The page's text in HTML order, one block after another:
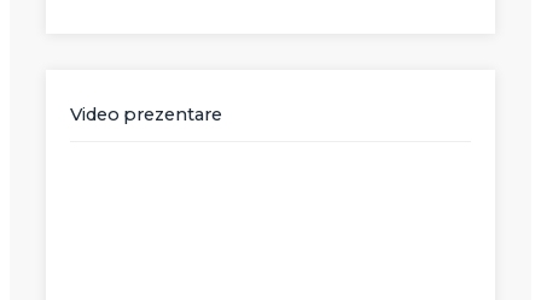
Video prezentare